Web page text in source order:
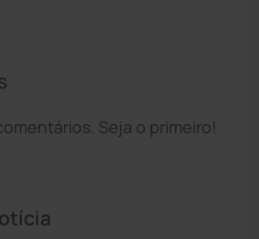
Seja o primeiro!